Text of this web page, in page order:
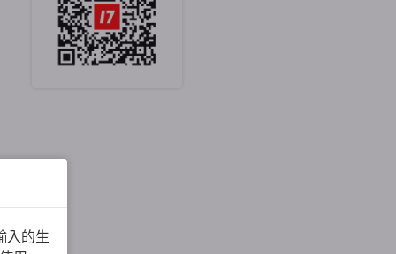
入的生